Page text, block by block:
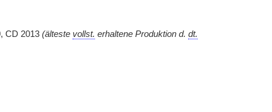
CD 2013 (älteste vollst. erhaltene Produktion d. dt.